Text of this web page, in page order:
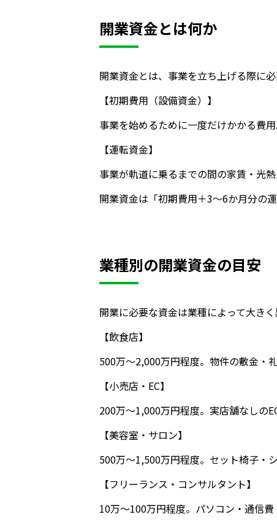
開業資金とは何か
開業資金とは、事業を立ち上げる際に
【初期費用（設備資金）】
事業を始めるために一度だけかかる費
【運転資金】
事業が軌道に乗るまでの間の家賃・光
開業資金は「初期費用＋3〜6か月分の
業種別の開業資金の目安
開業に必要な資金は業種によって大き
【飲食店】
500万〜2,000万円程度。物件の敷金・
【小売店・EC】
200万〜1,000万円程度。実店舗なしの
【美容室・サロン】
500万〜1,500万円程度。セット椅子・
【フリーランス・コンサルタント】
10万〜100万円程度。パソコン・通信